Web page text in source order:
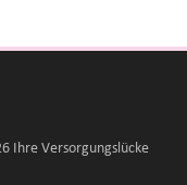
Ihre Versorgungslücke